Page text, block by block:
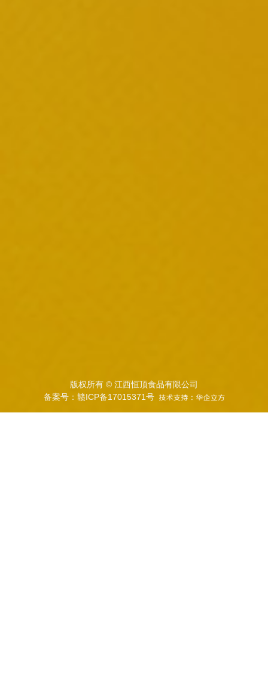
版权所有 © 江西恒顶食品有限公司
备案号：赣ICP备17015371号